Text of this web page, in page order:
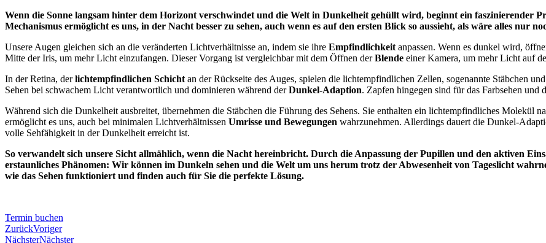
Wenn die Sonne langsam hinter dem Horizont verschwindet und die Welt in Dunkelheit gehüllt wird, beginnt ein faszinierender
Mechanismus ermöglicht es uns, in der Nacht besser zu sehen, auch wenn es auf den ersten Blick so aussieht, als wäre alles nur
Unsere Augen gleichen sich an die veränderten Lichtverhältnisse an, indem sie ihre Empfindlichkeit anpassen. Wenn es dunkel wird,
Mitte der Iris, um mehr Licht einzufangen. Dieser Vorgang ist vergleichbar mit dem Öffnen derBlende einer Kamera, um mehr Licht auf
In der Retina, derlichtempfindlichen Schicht an der Rückseite des Auges, spielen die lichtempfindlichen Zellen, sogenannte Stäbchen
Sehen bei schwachem Licht verantwortlich und dominieren während derDunkel-Adaption. Zapfen hingegen sind für das Farbsehen und
Während sich die Dunkelheit ausbreitet, übernehmen die Stäbchen die Führung des Sehens. Sie enthalten ein lichtempfindliches Molekül
ermöglicht es uns, auch bei minimalen Lichtverhältnissen Umrisse und Bewegungen wahrzunehmen. Allerdings dauert die Dunkel-
volle Sehfähigkeit in der Dunkelheit erreicht ist.
So verwandelt sich unsere Sicht allmählich, wenn die Nacht hereinbricht. Durch die Anpassung der Pupillen und den aktiven
erstaunliches Phänomen: Wir können im Dunkeln sehen und die Welt um uns herum trotz der Abwesenheit von Tageslicht
wie das Sehen funktioniert und finden auch für Sie die perfekte Lösung.
Termin buchen
ZurückVoriger
NächsterNächster